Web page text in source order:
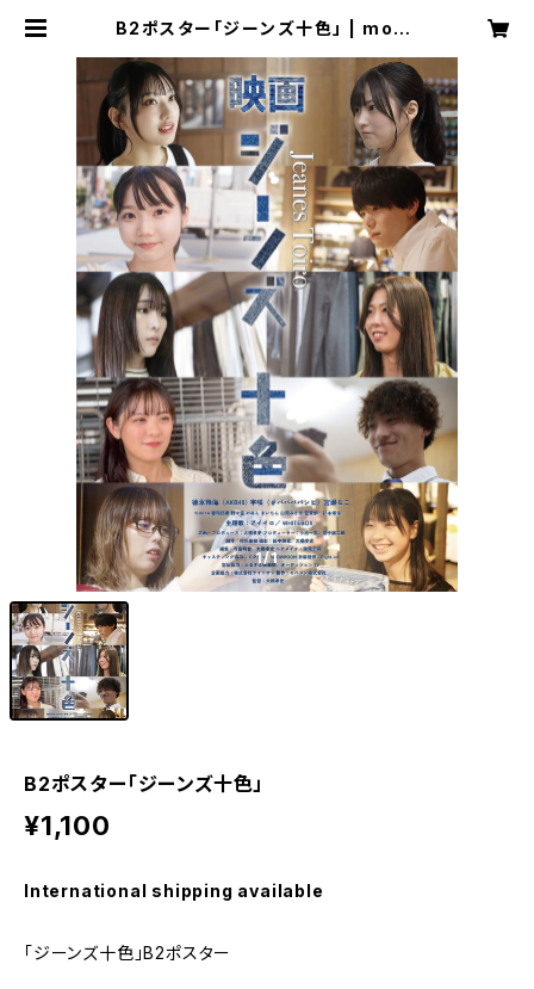
B2ポスター「ジーンズ十色」 | moba
1/1
B2ポスター「ジーンズ十色」
¥1,100
International shipping available
「ジーンズ十色」B2ポスター